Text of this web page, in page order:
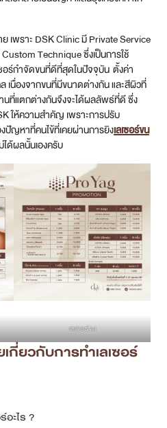
เซอร์ ต่างกันอย่างไร ?
ำกี่ครั้ง ?
?
หม ?